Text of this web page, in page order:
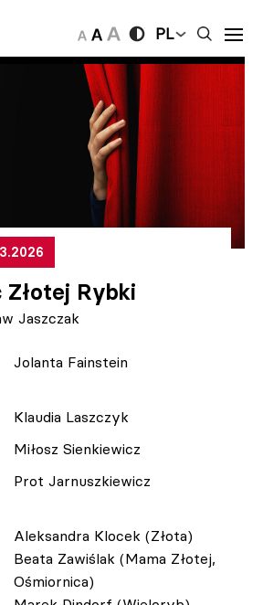
PL
Złotej Rybki
Jaszczak
Jolanta Fainstein
Klaudia Laszczyk
Miłosz Sienkiewicz
Prot Jarnuszkiewicz
Aleksandra Klocek (Złota)
Beata Zawiślak (Mama Złotej,
Ośmiornica)